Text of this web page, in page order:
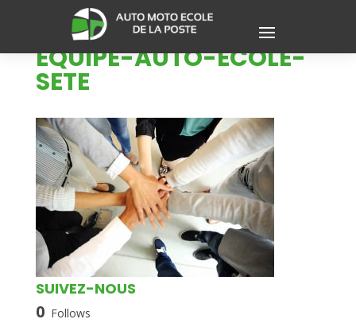
EQUIPE-AUTO-ECOLE-
SETE
SUIVEZ-NOUS
0 Follows